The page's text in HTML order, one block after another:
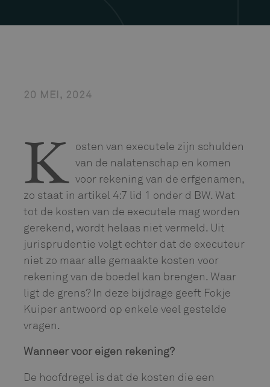
20 MEI, 2024
K osten van executele zijn schulden
van de nalatenschap en komen
voor rekening van de erfgenamen,
zo staat in artikel 4:7 lid 1 onder d BW. Wat
tot de kosten van de executele mag worden
gerekend, wordt helaas niet vermeld. Uit
jurisprudentie volgt echter dat de executeur
niet zo maar alle gemaakte kosten voor
rekening van de boedel kan brengen. Waar
ligt de grens? In deze bijdrage geeft Fokje
Kuiper antwoord op enkele veel gestelde
vragen.
Wanneer voor eigen rekening?
De hoofdregel is dat de kosten die een